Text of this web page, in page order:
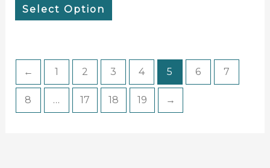
Select Option
← 1 2 3 4 5 6 7
8 … 17 18 19 →